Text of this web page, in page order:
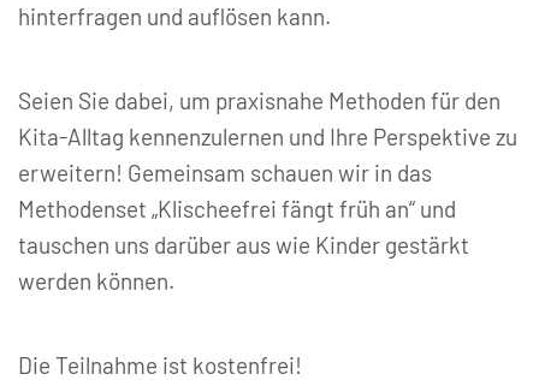
hinterfragen und auflösen kann.
Seien Sie dabei, um praxisnahe Methoden für den
Kita-Alltag kennenzulernen und Ihre Perspektive zu
erweitern! Gemeinsam schauen wir in das
Methodenset „Klischeefrei fängt früh an“ und
tauschen uns darüber aus wie Kinder gestärkt
werden können.
Die Teilnahme ist kostenfrei!